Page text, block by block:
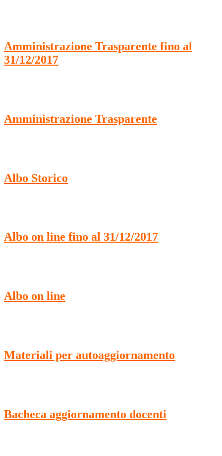
Amministrazione Trasparente fino al
31/12/2017
Amministrazione Trasparente
Albo Storico
Albo on line fino al 31/12/2017
Albo on line
Materiali per autoaggiornamento
Bacheca aggiornamento docenti